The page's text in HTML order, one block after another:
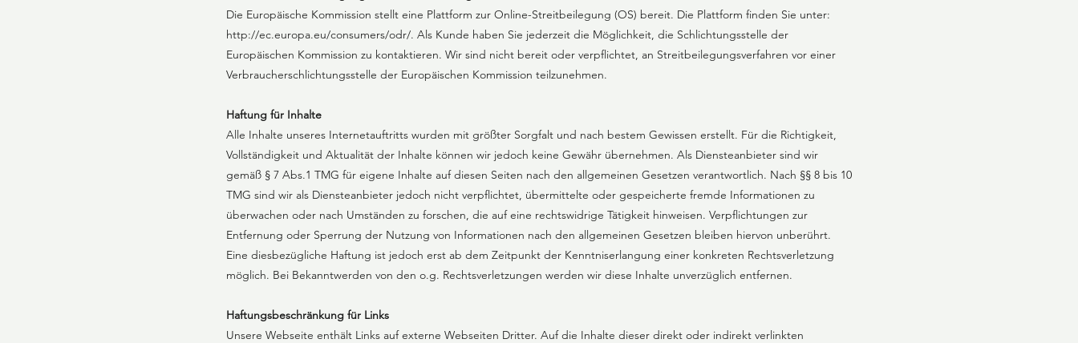
Die Europäische Kommission stellt eine Plattform zur Online-Streitbeilegung (OS) bereit. Die Plattform finden Sie unter:
http://ec.europa.eu/consumers/odr/. Als Kunde haben Sie jederzeit die Möglichkeit, die Schlichtungsstelle der
Europäischen Kommission zu kontaktieren. Wir sind nicht bereit oder verpflichtet, an Streitbeilegungsverfahren vor einer
Verbraucherschlichtungsstelle der Europäischen Kommission teilzunehmen.
Haftung für Inhalte
Alle Inhalte unseres Internetauftritts wurden mit größter Sorgfalt und nach bestem Gewissen erstellt. Für die Richtigkeit,
Vollständigkeit und Aktualität der Inhalte können wir jedoch keine Gewähr übernehmen. Als Diensteanbieter sind wir
gemäß § 7 Abs.1 TMG für eigene Inhalte auf diesen Seiten nach den allgemeinen Gesetzen verantwortlich. Nach §§ 8 bis 10
TMG sind wir als Diensteanbieter jedoch nicht verpflichtet, übermittelte oder gespeicherte fremde Informationen zu
überwachen oder nach Umständen zu forschen, die auf eine rechtswidrige Tätigkeit hinweisen. Verpflichtungen zur
Entfernung oder Sperrung der Nutzung von Informationen nach den allgemeinen Gesetzen bleiben hiervon unberührt.
Eine diesbezügliche Haftung ist jedoch erst ab dem Zeitpunkt der Kenntniserlangung einer konkreten Rechtsverletzung
möglich. Bei Bekanntwerden von den o.g. Rechtsverletzungen werden wir diese Inhalte unverzüglich entfernen.
Haftungsbeschränkung für Links
Unsere Webseite enthält Links auf externe Webseiten Dritter. Auf die Inhalte dieser direkt oder indirekt verlinkten